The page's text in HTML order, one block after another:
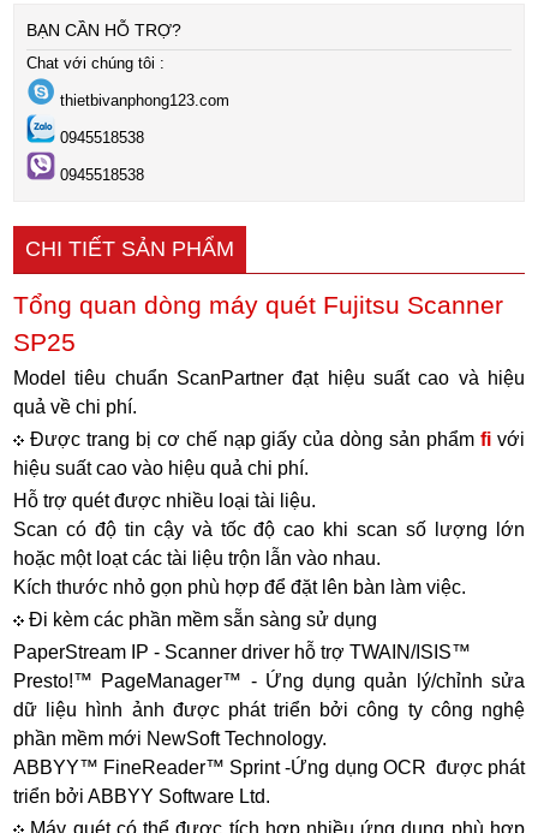
BẠN CẦN HỖ TRỢ?
Chat với chúng tôi :
thietbivanphong123.com
0945518538
0945518538
CHI TIẾT SẢN PHẨM
Tổng quan dòng máy quét Fujitsu Scanner
SP25
Model tiêu chuẩn ScanPartner đạt hiệu suất cao và hiệu
quả về chi phí.
Được trang bị cơ chế nạp giấy của dòng sản phẩm fivới
hiệu suất cao vào hiệu quả chi phí.
Hỗ trợ quét được nhiều loại tài liệu.
Scan có độ tin cậy và tốc độ cao khi scan số lượng lớn
hoặc một loạt các tài liệu trộn lẫn vào nhau.
Kích thước nhỏ gọn phù hợp để đặt lên bàn làm việc.
Đi kèm các phần mềm sẵn sàng sử dụng
PaperStream IP - Scanner driver hỗ trợ TWAIN/ISIS™
Presto!™ PageManager™ - Ứng dụng quản lý/chỉnh sửa
dữ liệu hình ảnh được phát triển bởi công ty công nghệ
phần mềm mới NewSoft Technology.
ABBYY™ FineReader™ Sprint -Ứng dụng OCR được phát
triển bởi ABBYY Software Ltd.
Máy quét có thể được tích hợp nhiều ứng dụng phù hợp